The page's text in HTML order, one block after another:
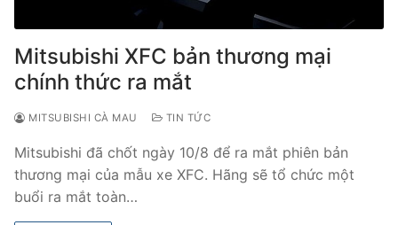
Mitsubishi XFC bản thương mại
chính thức ra mắt
MITSUBISHI CÀ MAU TIN TỨC
Mitsubishi đã chốt ngày 10/8 để ra mắt phiên bản
thương mại của mẫu xe XFC. Hãng sẽ tổ chức một
buổi ra mắt toàn…